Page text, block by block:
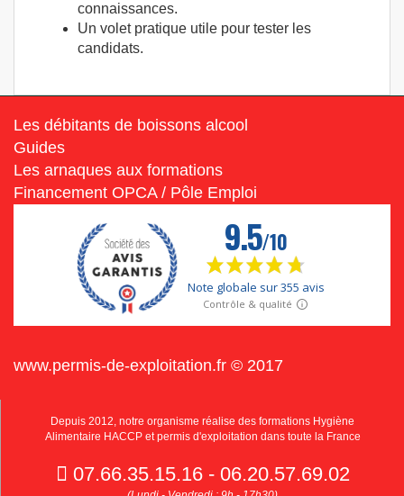
connaissances.
Un volet pratique utile pour tester les
candidats.
Les débitants de boissons alcool
Guides
Les arnaques aux formations
Financement OPCA / Pôle Emploi
www.permis-de-exploitation.fr © 2017
Depuis 2012, notre organisme réalise des formations Hygiène
Alimentaire HACCP et permis d'exploitation dans toute la France
07.66.35.15.16 - 06.20.57.69.02